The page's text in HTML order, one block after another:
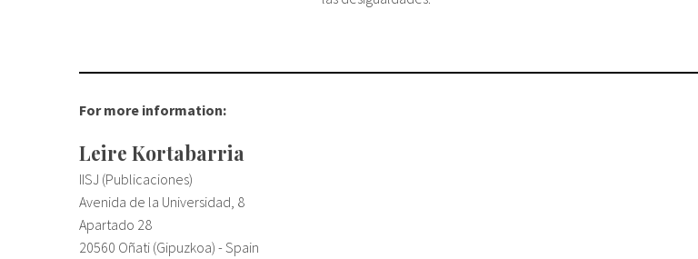
For more information:
Leire Kortabarria
IISJ (Publicaciones)
Avenida de la Universidad, 8
Apartado 28
20560 Oñati (Gipuzkoa) - Spain